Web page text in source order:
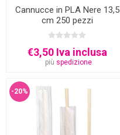
Cannucce in PLA Nere 13,5
cm 250 pezzi
€3,50 Iva inclusa
più spedizione
-20%